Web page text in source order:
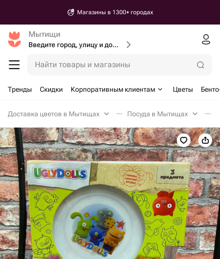
Магазины в 1300+ городах
Мытищи
Введите город, улицу и дом доставки
Найти товары и магазины
Тренды Скидки Корпоративным клиентам Цветы
Доставка цветов в Мытищах Посуда в Мытищах